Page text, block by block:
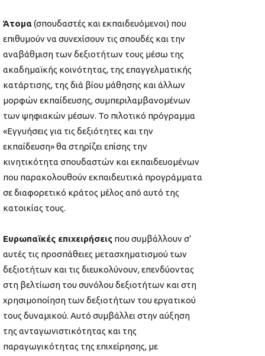
Άτομα(σπουδαστές και εκπαιδευόμενοι) που
επιθυμούν να συνεχίσουν τις σπουδές και την
αναβάθμιση των δεξιοτήτων τους μέσω της
ακαδημαϊκής κοινότητας, της επαγγελματικής
κατάρτισης, της διά βίου μάθησης και άλλων
μορφών εκπαίδευσης, συμπεριλαμβανομένων
των ψηφιακών μέσων. Το πιλοτικό πρόγραμμα
«Εγγυήσεις για τις δεξιότητες και την
εκπαίδευση» θα στηρίζει επίσης την
κινητικότητα σπουδαστών και εκπαιδευομένων
που παρακολουθούν εκπαιδευτικά προγράμματα
σε διαφορετικό κράτος μέλος από αυτό της
κατοικίας τους.
Ευρωπαϊκές επιχειρήσεις που συμβάλλουν σ’
αυτές τις προσπάθειες μετασχηματισμού των
δεξιοτήτων και τις διευκολύνουν, επενδύοντας
στη βελτίωση του συνόλου δεξιοτήτων και στη
χρησιμοποίηση των δεξιοτήτων του εργατικού
τους δυναμικού. Αυτό συμβάλλει στην αύξηση
της ανταγωνιστικότητας και της
παραγωγικότητας της επιχείρησης, με